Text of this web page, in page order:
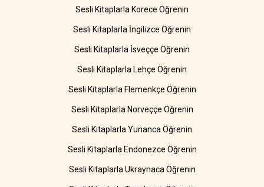
Sesli Kitaplarla Korece Öğrenin
Sesli Kitaplarla İngilizce Öğrenin
Sesli Kitaplarla İsveççe Öğrenin
Sesli Kitaplarla Lehçe Öğrenin
Sesli Kitaplarla Flemenkçe Öğrenin
Sesli Kitaplarla Norveççe Öğrenin
Sesli Kitaplarla Yunanca Öğrenin
Sesli Kitaplarla Endonezce Öğrenin
Sesli Kitaplarla Ukraynaca Öğrenin